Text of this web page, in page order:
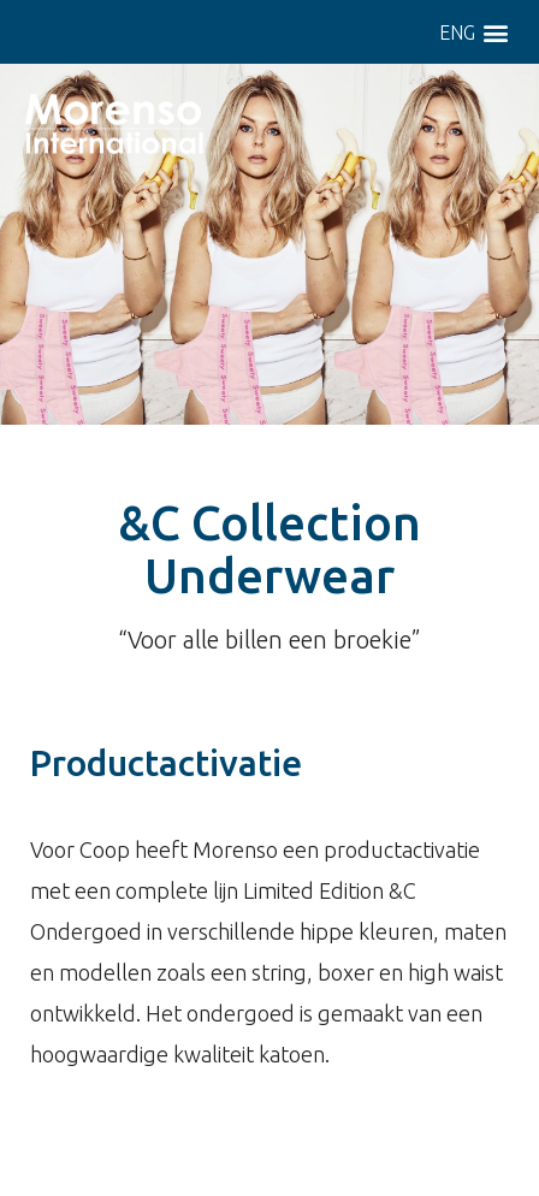
ENG
&C Collection
Underwear
“Voor alle billen een broekie”
Productactivatie
Voor Coop heeft Morenso een productactivatie
met een complete lijn Limited Edition &C
Ondergoed in verschillende hippe kleuren, maten
en modellen zoals een string, boxer en high waist
ontwikkeld. Het ondergoed is gemaakt van een
hoogwaardige kwaliteit katoen.